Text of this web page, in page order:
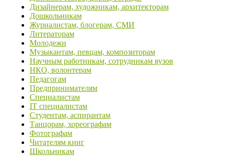
Дизайнерам, художникам, архитекторам
Дошкольникам
Журналистам, блогерам, СМИ
Литераторам
Молодежи
Музыкантам, певцам, композиторам
Научным работникам, сотрудникам вузов
НКО, волонтерам
Педагогам
Предпринимателям
Специалистам
IT специалистам
Студентам, аспирантам
Танцорам, хореографам
Фотографам
Читателям книг
Школьникам